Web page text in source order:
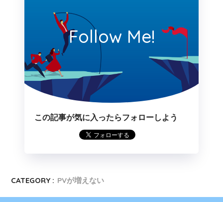
Follow Me!
この記事が気に入ったらフォローしよう
CATEGORY : PVが増えない